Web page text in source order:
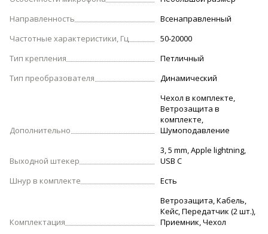
Направленность
Всенаправленный
Частотные характеристики, Гц
50-20000
Тип крепления
Петличный
Тип преобразователя
Динамический
Дополнительно
Чехол в комплекте,
Ветрозащита в
комплекте,
Шумоподавление
Выходной штекер
3, 5 mm, Apple lightning,
USB C
Шнур в комплекте
Есть
Комплектация
Ветрозащита, Кабель,
Кейс, Передатчик (2 шт.),
Приемник, Чехол